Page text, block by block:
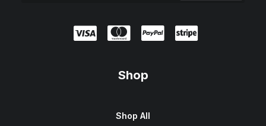
Shop
Shop All